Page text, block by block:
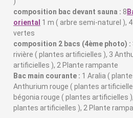
composition bac devant sauna : 8
oriental 1 m ( arbre semi-naturel ),
vertes
composition 2 bacs (4ème photo) :
rivière ( plantes artificielles ), 3
artificielles ), 2 Plante rampante
Bac main courante : 1 Aralia (
Anthurium rouge ( plantes
bégonia rouge ( plantes artificielles
plantes artificielles ), 2 Plante